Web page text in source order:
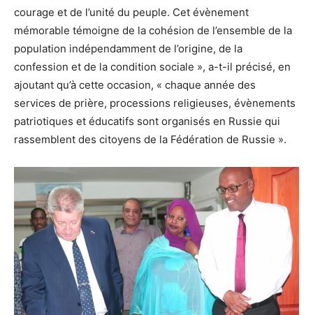
courage et de l’unité du peuple. Cet évènement
mémorable témoigne de la cohésion de l’ensemble de la
population indépendamment de l’origine, de la
confession et de la condition sociale », a-t-il précisé, en
ajoutant qu’à cette occasion, « chaque année des
services de prière, processions religieuses, évènements
patriotiques et éducatifs sont organisés en Russie qui
rassemblent des citoyens de la Fédération de Russie ».